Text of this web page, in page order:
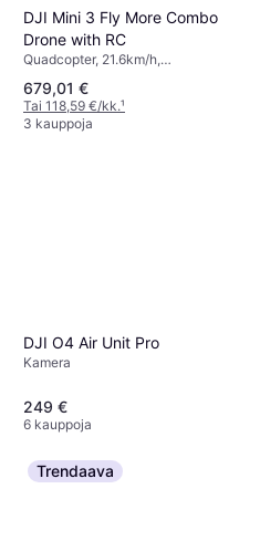
DJI Mini 3 Fly More Combo
Drone with RC
Quadcopter, 21.6km/h,
Muistikortinlukija, Wi-Fi, Bluetooth
679,01 €
Tai 118,59 €/kk.¹
3 kauppoja
DJI O4 Air Unit Pro
Kamera
249 €
6 kauppoja
Trendaava